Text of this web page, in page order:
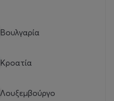
Βουλγαρία
Κροατία
Λουξεμβούργο